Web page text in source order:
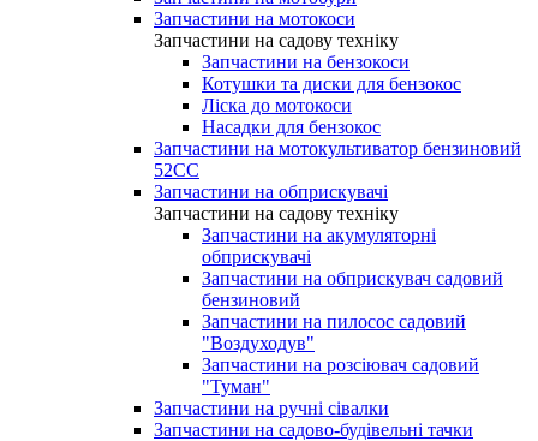
Запчастини на мотокоси
Запчастини на садову техніку
Запчастини на бензокоси
Котушки та диски для бензокос
Ліска до мотокоси
Насадки для бензокос
Запчастини на мотокультиватор бензиновий
52СС
Запчастини на обприскувачі
Запчастини на садову техніку
Запчастини на акумуляторні
обприскувачі
Запчастини на обприскувач садовий
бензиновий
Запчастини на пилосос садовий
"Воздуходув"
Запчастини на розсіювач садовий
"Туман"
Запчастини на ручні сівалки
Запчастини на садово-будівельні тачки